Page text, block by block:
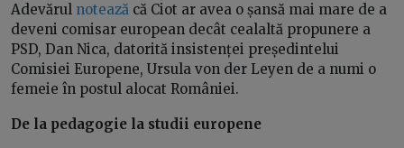
Adevărul notează că Ciot ar avea o șansă mai mare de a
deveni comisar european decât cealaltă propunere a
PSD, Dan Nica, datorită insistenței președintelui
Comisiei Europene, Ursula von der Leyen de a numi o
femeie în postul alocat României.
De la pedagogie la studii europene